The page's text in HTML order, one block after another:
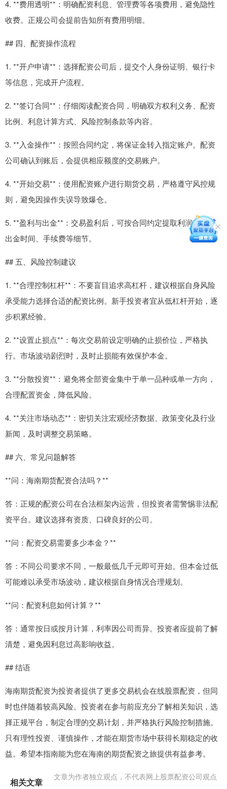
4. **费用透明**：明确配资利息、管理费等各项费用，避免隐性
收费。正规公司会提前告知所有费用明细。
## 四、配资操作流程
1. **开户申请**：选择配资公司后，提交个人身份证明、银行卡
等信息，完成开户流程。
2. **签订合同**：仔细阅读配资合同，明确双方权利义务、配资
比例、利息计算方式、风险控制条款等内容。
3. **入金操作**：按照合同约定，将保证金转入指定账户。配资
公司确认到账后，会提供相应额度的交易账户。
4. **开始交易**：使用配资账户进行期货交易，严格遵守风控规
则，避免因操作失误导致爆仓。
5. **盈利与出金**：交易盈利后，可按合同约定提取利润。注意
出金时间、手续费等细节。
## 五、风险控制建议
1. **合理控制杠杆**：不要盲目追求高杠杆，建议根据自身风险
承受能力选择合适的配资比例。新手投资者宜从低杠杆开始，逐
步积累经验。
2. **设置止损点**：每次交易前设定明确的止损价位，严格执
行。市场波动剧烈时，及时止损能有效保护本金。
3. **分散投资**：避免将全部资金集中于单一品种或单一方向，
合理配置资金，降低风险。
4. **关注市场动态**：密切关注宏观经济数据、政策变化及行业
新闻，及时调整交易策略。
## 六、常见问题解答
**问：海南期货配资合法吗？**
答：正规的配资公司在合法框架内运营，但投资者需警惕非法配
资平台。建议选择有资质、口碑良好的公司。
**问：配资交易需要多少本金？**
答：不同公司要求不同，一般最低几千元即可开始。但本金过低
可能难以承受市场波动，建议根据自身情况合理规划。
**问：配资利息如何计算？**
答：通常按日或按月计算，利率因公司而异。投资者应提前了解
清楚，避免因利息过高影响收益。
## 结语
海南期货配资为投资者提供了更多交易机会在线股票配资，但同
时也伴随着较高风险。投资者在参与前应充分了解相关知识，选
择正规平台，制定合理的交易计划，并严格执行风险控制措施。
只有理性投资、谨慎操作，才能在期货市场中获得长期稳定的收
益。希望本指南能为您在海南的期货配资之旅提供有益参考。
文章为作者独立观点，不代表网上股票配资公司观点
相关文章